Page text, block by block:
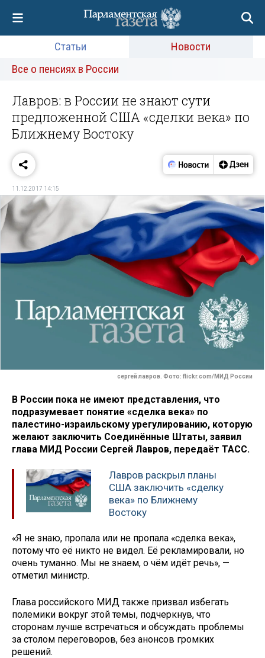
Статьи
Новости
Все о пенсиях в России
Лавров: в России не знают сути
предложенной США «сделки века» по
Ближнему Востоку
11.12.2017 14:15
сергей лавров. Фото: flickr.com/МИД России
В России пока не имеют представления, что
подразумевает понятие «сделка века» по
палестино-израильскому урегулированию, которую
желают заключить Соединённые Штаты, заявил
глава МИД России Сергей Лавров, передаёт ТАСС.
Лавров раскрыл планы
США заключить «сделку
века» по Ближнему
Востоку
«Я не знаю, пропала или не пропала «сделка века»,
потому что её никто не видел. Её рекламировали, но
очень туманно. Мы не знаем, о чём идёт речь», —
отметил министр.
Глава российского МИД также призвал избегать
полемики вокруг этой темы, подчеркнув, что
сторонам лучше встречаться и обсуждать проблемы
за столом переговоров, без анонсов громких
решений.